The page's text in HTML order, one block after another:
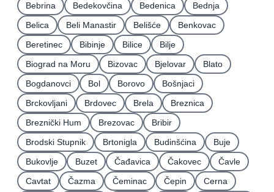
Bebrina
Bedekovčina Bedenica
Bednja
Belica
Beli Manastir Belišće
Benkovac
Beretinec
Bibinje Bilice
Bilje
Biograd na Moru
Bizovac Bjelovar
Blato
Bogdanovci
Bol Borovo
Bošnjaci
Brckovljani
Brdovec Brela
Breznica
Breznički Hum
Brezovac
Bribir
Brodski Stupnik
Brtonigla Budinšćina
Buje
Bukovlje
Buzet Čađavica Čakovec
Čavle
Cavtat
Čazma Čeminac Čepin
Cerna